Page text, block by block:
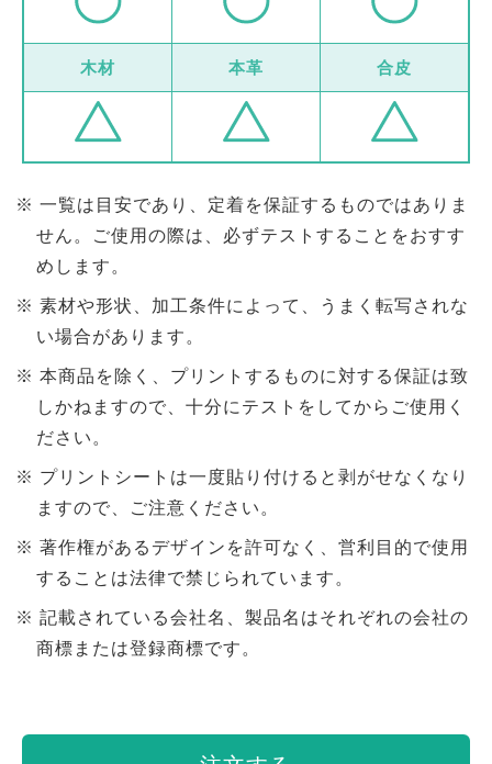
木材 本革 合皮
一覧は目安であり、定着を保証するものではありま
せん。ご使用の際は、必ずテストすることをおすす
めします。
素材や形状、加工条件によって、うまく転写されな
い場合があります。
本商品を除く、プリントするものに対する保証は致
しかねますので、十分にテストをしてからご使用く
ださい。
プリントシートは一度貼り付けると剥がせなくなり
ますので、ご注意ください。
著作権があるデザインを許可なく、営利目的で使用
することは法律で禁じられています。
記載されている会社名、製品名はそれぞれの会社の
商標または登録商標です。